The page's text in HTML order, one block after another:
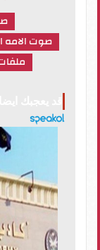
صوت الامه